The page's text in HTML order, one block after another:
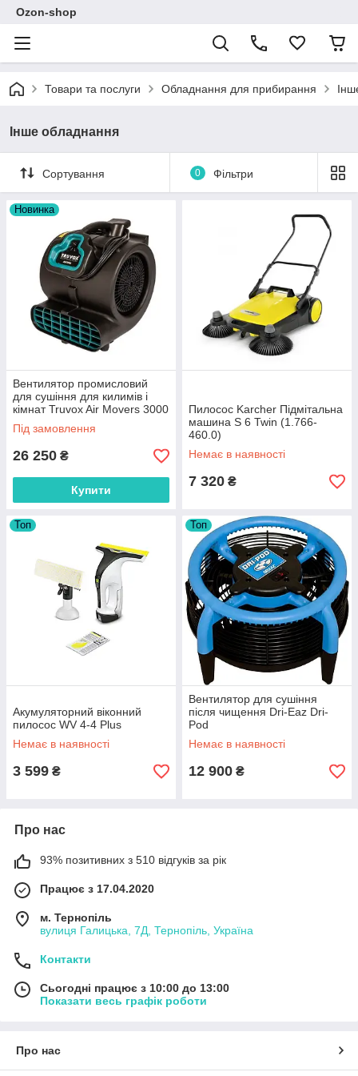
Ozon-shop
Товари та послуги Обладнання для прибирання
Інше обладнання
Сортування 0 Фільтри
Новинка
Вентилятор промисловий
для сушіння для килимів і
кімнат Truvox Air Movers 3000
Під замовлення
26 250 ₴
Купити
Пилосос Karcher Підмітальна
машина S 6 Twin (1.766-
460.0)
Немає в наявності
7 320 ₴
Топ
Акумуляторний віконний
пилосос WV 4-4 Plus
Немає в наявності
3 599 ₴
Топ
Вентилятор для сушіння
після чищення Dri-Eaz Dri-
Pod
Немає в наявності
12 900 ₴
Про нас
93% позитивних з 510 відгуків за рік
Працює з 17.04.2020
м. Тернопіль
вулиця Галицька, 7Д, Тернопіль, Україна
Контакти
Сьогодні працює з 10:00 до 13:00
Показати весь графік роботи
Про нас